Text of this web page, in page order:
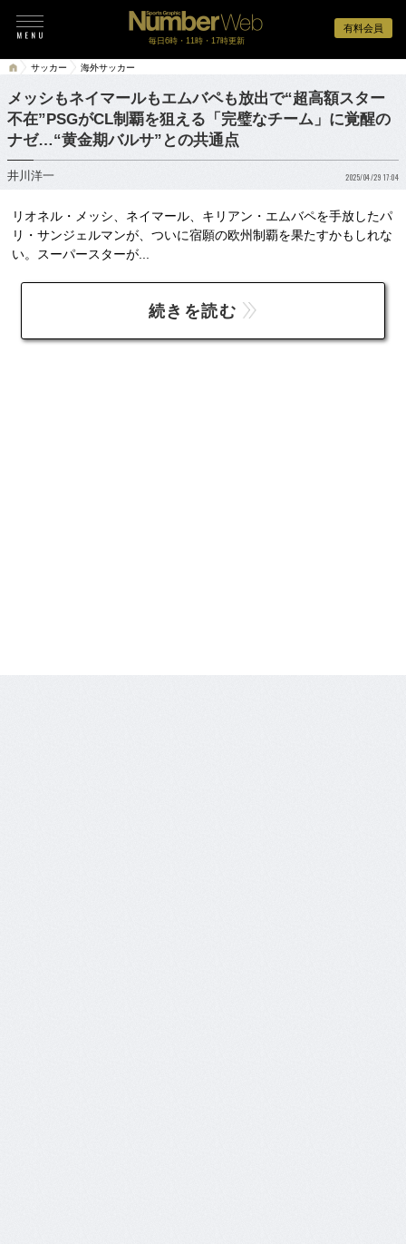
有料会員
毎日6時・11時・17時更新
サッカー 海外サッカー
メッシもネイマールもエムバペも放出で“超高額スター
不在”PSGがCL制覇を狙える「完璧なチーム」に覚醒の
ナゼ…“黄金期バルサ”との共通点
井川洋一 2025/04/29 17:04
リオネル・メッシ、ネイマール、キリアン・エムバペを手放したパ
リ・サンジェルマンが、ついに宿願の欧州制覇を果たすかもしれな
い。スーパースターが...
続きを読む